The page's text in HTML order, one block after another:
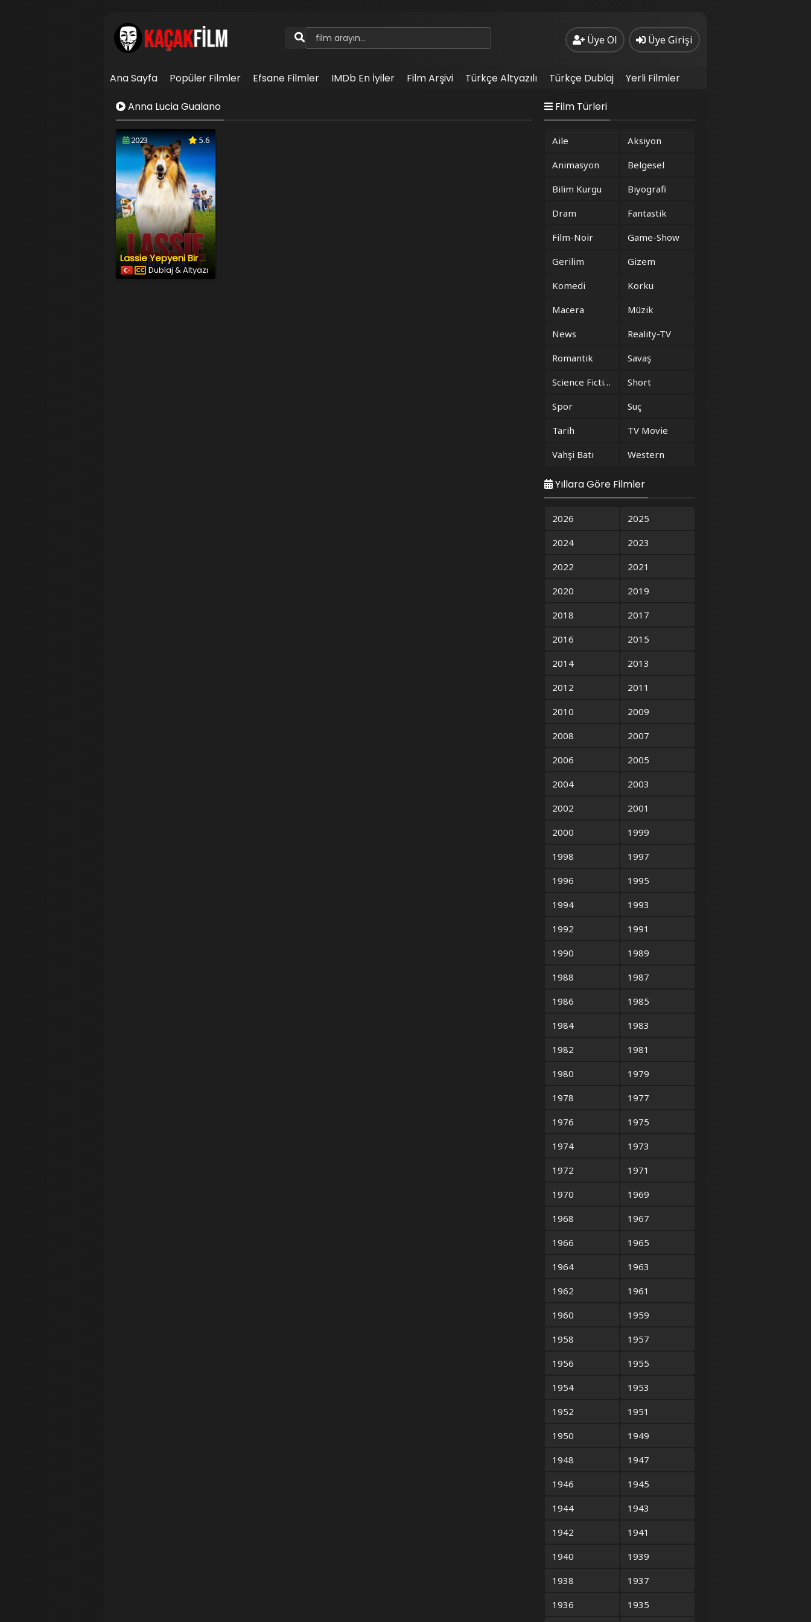
Üye Ol Üye Girişi
Ana Sayfa Popüler Filmler Efsane Filmler IMDb En İyiler Film Arşivi Türkçe Altyazılı Türkçe Dublaj
Yerli Filmler
İletişim
Anna Lucia Gualano
2023 5.6
Lassie Yepyeni Bir Macera
Dublaj & Altyazı
Film Türleri
Aile
Aksiyon
Animasyon
Belgesel
Bilim Kurgu
Biyografi
Dram
Fantastik
Film-Noir
Game-Show
Gerilim
Gizem
Komedi
Korku
Macera
Müzik
News
Reality-TV
Romantik
Savaş
Science Fiction
Short
Spor
Suç
Tarih
TV Movie
Vahşi Batı
Western
Yıllara Göre Filmler
2026
2025
2024
2023
2022
2021
2020
2019
2018
2017
2016
2015
2014
2013
2012
2011
2010
2009
2008
2007
2006
2005
2004
2003
2002
2001
2000
1999
1998
1997
1996
1995
1994
1993
1992
1991
1990
1989
1988
1987
1986
1985
1984
1983
1982
1981
1980
1979
1978
1977
1976
1975
1974
1973
1972
1971
1970
1969
1968
1967
1966
1965
1964
1963
1962
1961
1960
1959
1958
1957
1956
1955
1954
1953
1952
1951
1950
1949
1948
1947
1946
1945
1944
1943
1942
1941
1940
1939
1938
1937
1936
1935